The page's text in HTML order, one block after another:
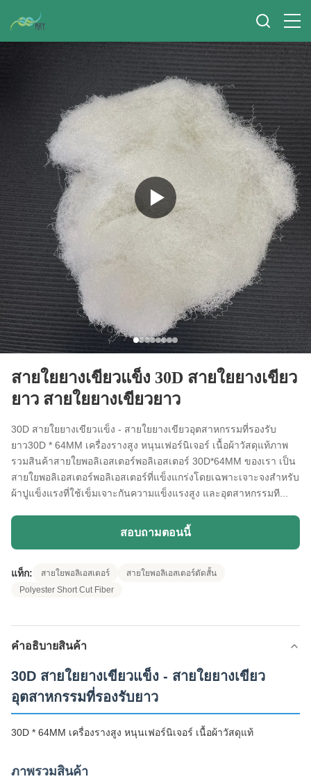
สายใยยางเขียวแข็ง 30D สายใยยางเขียว
ยาว สายใยยางเขียวยาว
30D สายใยยางเขียวแข็ง - สายใยยางเขียวอุตสาหกรรมที่รองรับ
ยาว30D * 64MM เครื่องรางสูง หนุนเฟอร์นิเจอร์ เนื้อผ้าวัสดุแท้ภาพ
รวมสินค้าสายใยพอลิเอสเตอร์พอลิเอสเตอร์ 30D*64MM ของเรา เป็น
สายใยพอลิเอสเตอร์พอลิเอสเตอร์ที่แข็งแกร่งโดยเฉพาะเจาะจงสําหรับ
ผ้าปูแข็งแรงที่ใช้เข็มเจาะกันความแข็งแรงสูง และอุตสาหกรรมที...
สอบถามตอนนี้
แท็ก: สายใยพอลิเอสเตอร์
สายใยพอลิเอสเตอร์ตัดสั้น
Polyester Short Cut Fiber
คําอธิบายสินค้า
30D สายใยยางเขียวแข็ง - สายใยยางเขียว
อุตสาหกรรมที่รองรับยาว
30D * 64MM เครื่องรางสูง หนุนเฟอร์นิเจอร์ เนื้อผ้าวัสดุแท้
ภาพรวมสินค้า